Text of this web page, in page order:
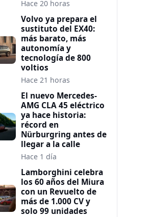
Hace 20 horas
Volvo ya prepara el
sustituto del EX40:
más barato, más
autonomía y
tecnología de 800
voltios
Hace 21 horas
El nuevo Mercedes-
AMG CLA 45 eléctrico
ya hace historia:
récord en
Nürburgring antes de
llegar a la calle
Hace 1 día
Lamborghini celebra
los 60 años del Miura
con un Revuelto de
más de 1.000 CV y
solo 99 unidades